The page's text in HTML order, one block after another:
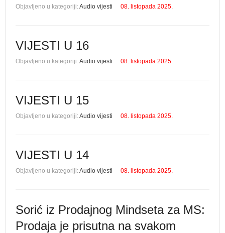
Objavljeno u kategoriji:Audio vijesti 08. listopada 2025.
VIJESTI U 16
Objavljeno u kategoriji:Audio vijesti 08. listopada 2025.
VIJESTI U 15
Objavljeno u kategoriji:Audio vijesti 08. listopada 2025.
VIJESTI U 14
Objavljeno u kategoriji:Audio vijesti 08. listopada 2025.
Sorić iz Prodajnog Mindseta za MS:
Prodaja je prisutna na svakom